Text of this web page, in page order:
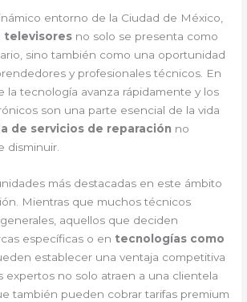
entorno de la Ciudad de México,
televisores no solo se presenta como
sino también como una oportunidad
y profesionales técnicos. En
la tecnología avanza rápidamente y los
son una parte esencial de la vida
de servicios de reparación no
disminuir.
más destacadas en este ámbito
Mientras que muchos técnicos
aquellos que deciden
específicas o en tecnologías como
establecer una ventaja competitiva
expertos no solo atraen a una clientela
también pueden cobrar tarifas premium